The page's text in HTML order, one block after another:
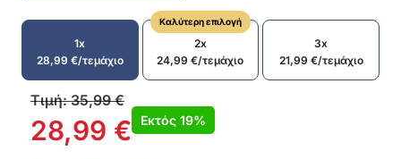
Σχεδιασμένος για αποτελεσματική διόρθωση
της στάσης της σπονδυλικής στήλης
Κατασκευασμένος από υλικά υψηλής
ποιότητας και διαπνέοντα, για να
εξασφαλίζεται άνεση καθ’ όλη τη διάρκεια της
ημέρας
Μπορεί εύκολα να φορεθεί κάτω από ή πάνω
1x
28,99 €/τεμάχιο
Καλύτερη επιλογή
2x
24,99€/τεμάχιο
3x
21,99 €/τεμάχιο
Τιμή:35,99€
28,99 € Εκτός 19%